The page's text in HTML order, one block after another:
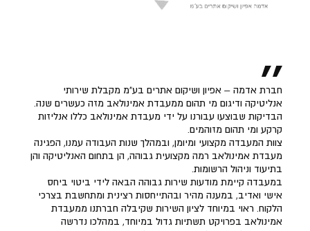
חברת אדמה – אפיון ושיקום אתרים בע"מ מקבלת שירותי
אנליטיקה ודיגום מי תהום ממעבדת אמינולאב מזה כעשרים שנה.
הבדיקות שבוצעו עבורנו על ידי מעבדת אמינולאב כללו אנליזות
קרקע ומי תהום מזוהמים.
צוות המעבדה מקצועי ומיומן, ובמהלך שנות העבודה עמנו, הפגינה
מעבדת אמינולאב רמה מקצועית גבוהה, הן בתחום האנליטיקה והן
בתיעוד וניהול הרשומות.
במעבדה קיימת מודעות שירות גבוהה הבאה לידי ביטוי ביחס
אישי ואדיב, במענה מהיר ובהתייחסות רצינית ומתחשבת בצרכי
הלקוח. ראוי במיוחד לציון השירות שקיבלה חברתנו ממעבדת
אמינולאב בפרויקט תשתיות גדול במיוחד, במהלכו נדרשה